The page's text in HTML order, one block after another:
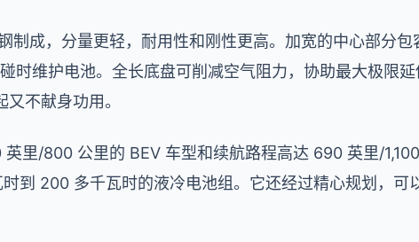
制成，分量更轻，耐用性和刚性更高。加宽的中心部分
时维护电池。全长底盘可削减空气阻力，协助最大极限
不献身功用。
里/800 公里的 BEV 车型和续航路程高达 690 英里/
到 200 多千瓦时的液冷电池组。它还经过精心规划，可